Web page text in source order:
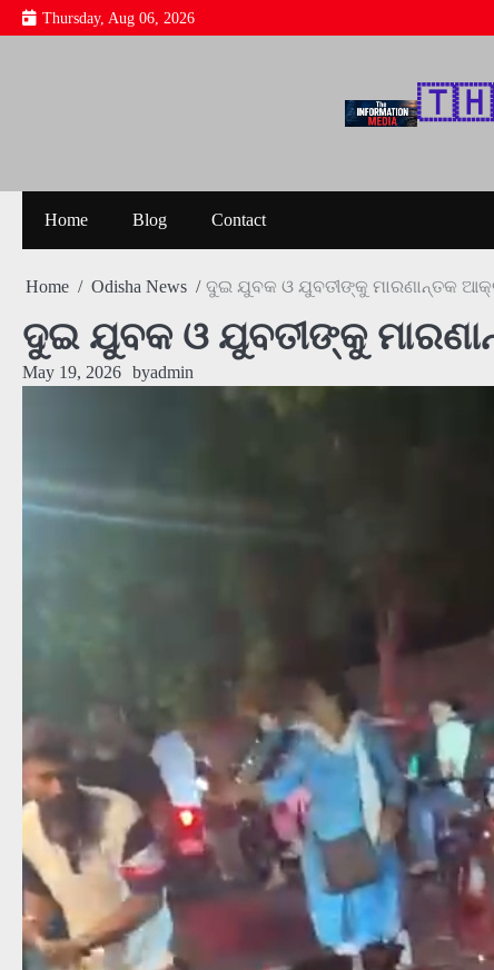
Skip
to
Thursday, Aug 06, 2026
Home Blog Contact
Home Odisha News ଦୁଇ ଯୁବକ ଓ ଯୁବତୀଙ୍କୁ ମାରଣାନ୍ତକ
ଦୁଇ ଯୁବକ ଓ ଯୁବତୀଙ୍କୁ
May 19, 2026 byadmin